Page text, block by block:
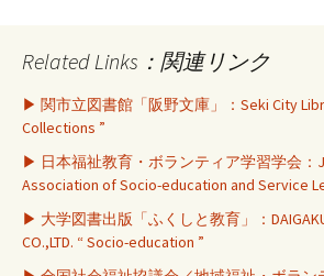
Related Links：関連リンク
▶ 関市立図書館「阪野文庫」：Seki City
Collections ”
▶ 日本福祉教育・ボランティア学習学会：
Association of Socio-education and Service
▶ 大学図書出版「ふくしと教育」：DAIGAKU
CO.,LTD. “ Socio-education ”